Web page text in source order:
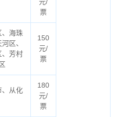
元/
票
、海珠
区、
、芳村
150
元/
票
、从化
180
元/
票